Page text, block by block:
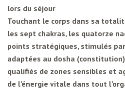
lors du séjour
Touchant le corps dans sa
les sept chakras, les quatorze
points stratégiques, stimulés
adaptées au dosha
qualifiés de zones sensibles et
de l’énergie vitale dans tout